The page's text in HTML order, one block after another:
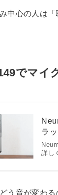
中心の人は
でマイ
ラ
詳し
う音が変わる